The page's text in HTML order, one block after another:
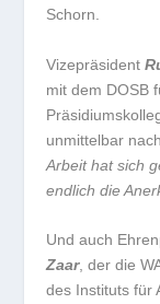
Schorn.
Vizepräsident
mit dem DOSB
unmittelbar
Arbeit hat sich
endlich die
Und auch
Zaar, der die
des Instituts für